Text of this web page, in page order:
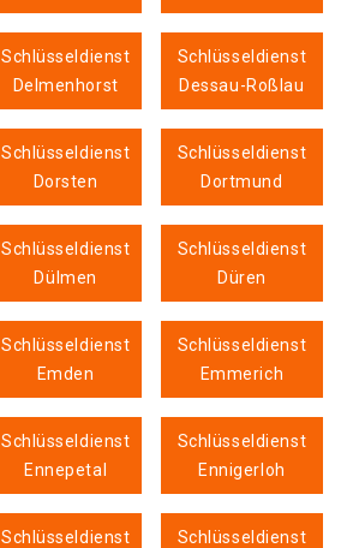
Schlüsseldienst
Delmenhorst
Schlüsseldienst
Dessau-Roßlau
Schlüsseldienst
Dorsten
Schlüsseldienst
Dortmund
Schlüsseldienst
Dülmen
Schlüsseldienst
Düren
Schlüsseldienst
Emden
Schlüsseldienst
Emmerich
Schlüsseldienst
Ennepetal
Schlüsseldienst
Ennigerloh
Schlüsseldienst
Schlüsseldienst